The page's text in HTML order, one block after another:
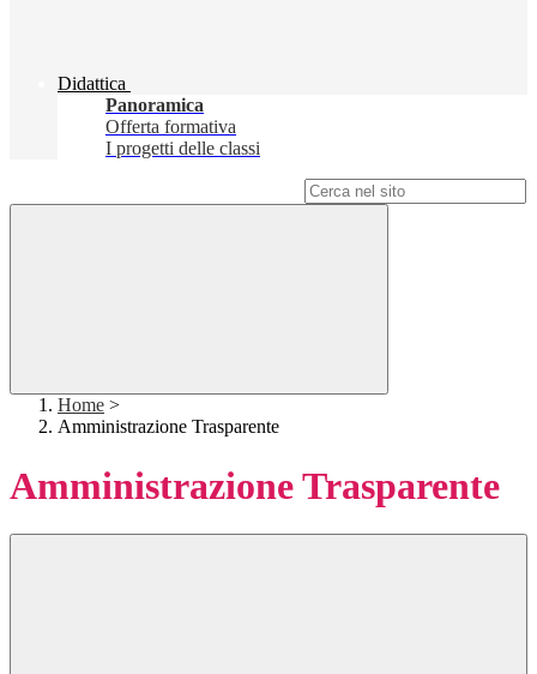
Didattica
Panoramica
Offerta formativa
I progetti delle classi
Home >
Amministrazione Trasparente
Amministrazione Trasparente